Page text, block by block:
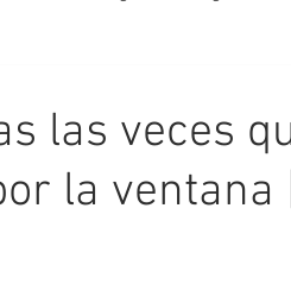
las veces
la ventana